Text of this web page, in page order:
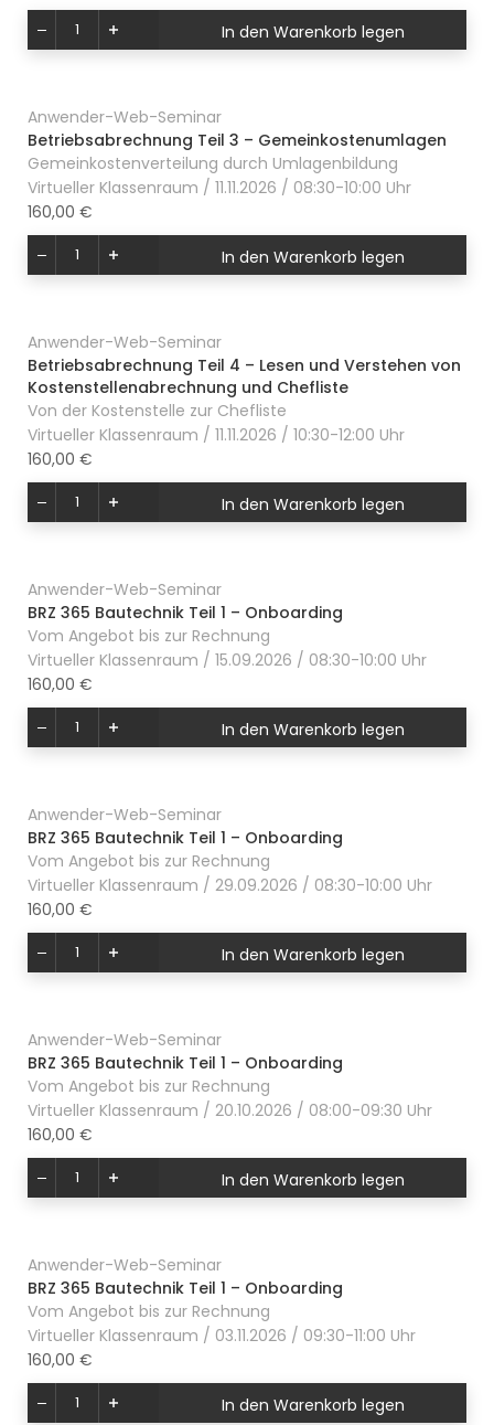
In den Warenkorb legen
Anwender-Web-Seminar
Betriebsabrechnung Teil 3 – Gemeinkostenumlagen
Gemeinkostenverteilung durch Umlagenbildung
Virtueller Klassenraum / 11.11.2026 / 08:30-10:00 Uhr
160,00 €
In den Warenkorb legen
Anwender-Web-Seminar
Betriebsabrechnung Teil 4 – Lesen und Verstehen von
Kostenstellenabrechnung und Chefliste
Von der Kostenstelle zur Chefliste
Virtueller Klassenraum / 11.11.2026 / 10:30-12:00 Uhr
160,00 €
In den Warenkorb legen
Anwender-Web-Seminar
BRZ 365 Bautechnik Teil 1 – Onboarding
Vom Angebot bis zur Rechnung
Virtueller Klassenraum / 15.09.2026 / 08:30-10:00 Uhr
160,00 €
In den Warenkorb legen
Anwender-Web-Seminar
BRZ 365 Bautechnik Teil 1 – Onboarding
Vom Angebot bis zur Rechnung
Virtueller Klassenraum / 29.09.2026 / 08:30-10:00 Uhr
160,00 €
In den Warenkorb legen
Anwender-Web-Seminar
BRZ 365 Bautechnik Teil 1 – Onboarding
Vom Angebot bis zur Rechnung
Virtueller Klassenraum / 20.10.2026 / 08:00-09:30 Uhr
160,00 €
In den Warenkorb legen
Anwender-Web-Seminar
BRZ 365 Bautechnik Teil 1 – Onboarding
Vom Angebot bis zur Rechnung
Virtueller Klassenraum / 03.11.2026 / 09:30-11:00 Uhr
160,00 €
In den Warenkorb legen